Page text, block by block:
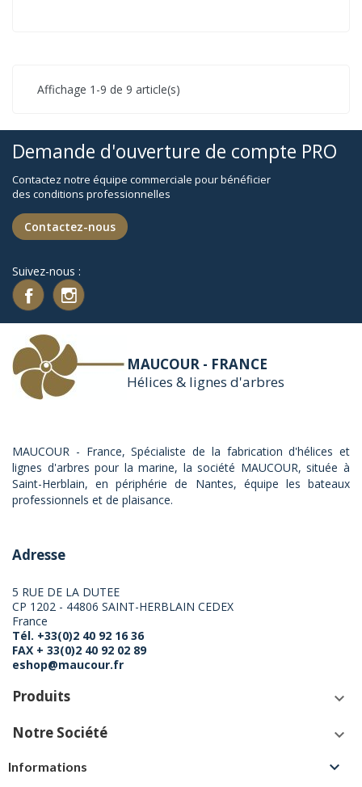
Affichage 1-9 de 9 article(s)
Demande d'ouverture de compte PRO
Contactez notre équipe commerciale pour bénéficier
des conditions professionnelles
Contactez-nous
Suivez-nous :
MAUCOUR - FRANCE
Hélices & lignes d'arbres
MAUCOUR - France, Spécialiste de la fabrication d'hélices et
lignes d'arbres pour la marine, la société MAUCOUR, située à
Saint-Herblain, en périphérie de Nantes, équipe les bateaux
professionnels et de plaisance.
Adresse
5 RUE DE LA DUTEE
CP 1202 - 44806 SAINT-HERBLAIN CEDEX
France
Tél. +33(0)2 40 92 16 36
FAX + 33(0)2 40 92 02 89
eshop@maucour.fr
Produits keyboard_arrow_down
Notre Société keyboard_arrow_down
Informations 